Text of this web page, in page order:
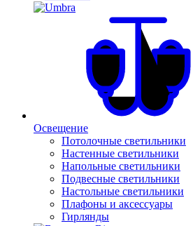
Освещение
Потолочные светильники
Настенные светильники
Напольные светильники
Подвесные светильники
Настольные светильники
Плафоны и аксессуары
Гирлянды